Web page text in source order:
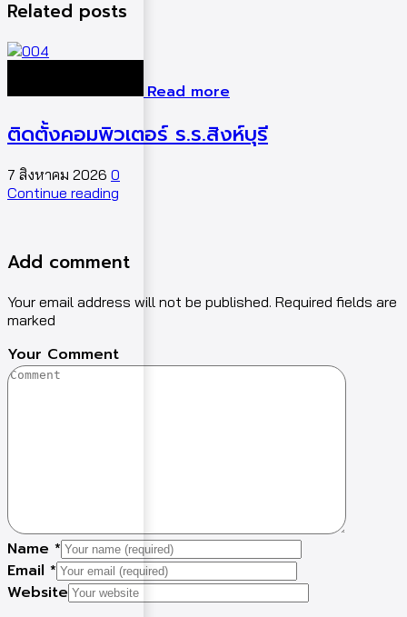
Related posts
Read more
ติดตั้งคอมพิวเตอร์ ร.ร.สิงห์บุรี
7 สิงหาคม 2026 0
Continue reading
Add comment
Your email address will not be published. Required fields are
marked
Your Comment
Name *
Email *
Website